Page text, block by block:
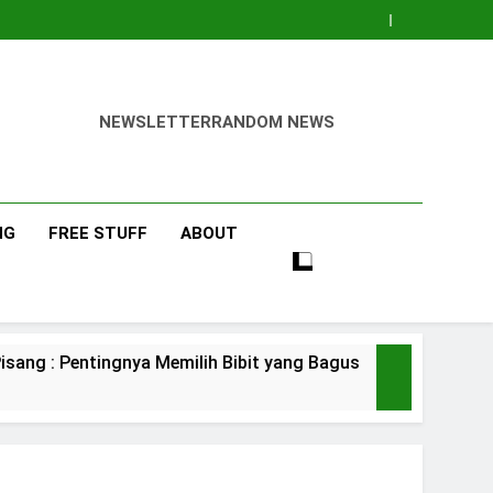
NEWSLETTERRANDOM NEWS
FREE STUFF ABOUT
Memilih Bibit yang Bagus